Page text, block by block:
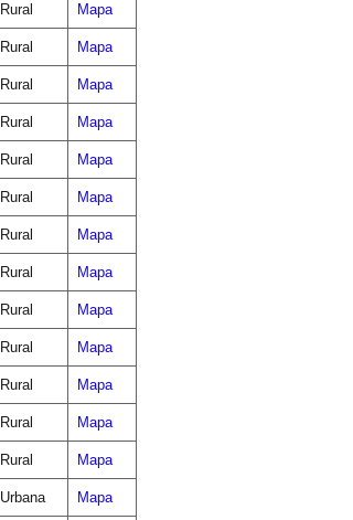
Rural Mapa
Rural Mapa
Rural Mapa
Rural Mapa
Rural Mapa
Rural Mapa
Rural Mapa
Rural Mapa
Rural Mapa
Rural Mapa
Rural Mapa
Rural Mapa
Rural Mapa
Urbana Mapa